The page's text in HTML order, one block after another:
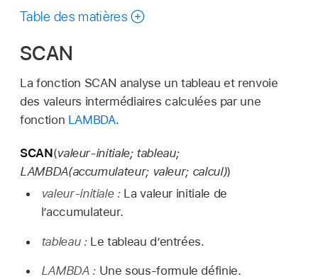
ce
Table des matières
SCAN
La fonction SCAN analyse un tableau et renvoie
des valeurs intermédiaires calculées par une
fonction LAMBDA.
SCAN(valeur-initiale; tableau;
LAMBDA(accumulateur; valeur; calcul))
valeur-initiale : La valeur initiale de
l’accumulateur.
tableau : Le tableau d’entrées.
LAMBDA : Une sous-formule définie.